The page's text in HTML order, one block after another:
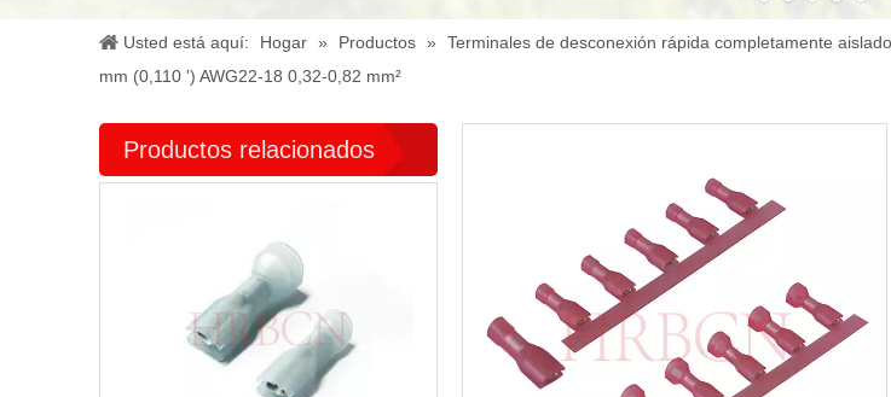
Usted está aquí: Hogar » Productos » Terminales de desconexión rápida completamente
mm (0,110 ') AWG22-18 0,32-0,82 mm²
Productos relacionados